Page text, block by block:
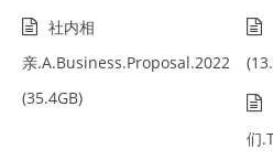
社内相
亲.A.Business.Proposal.2022
(35.4GB)
们